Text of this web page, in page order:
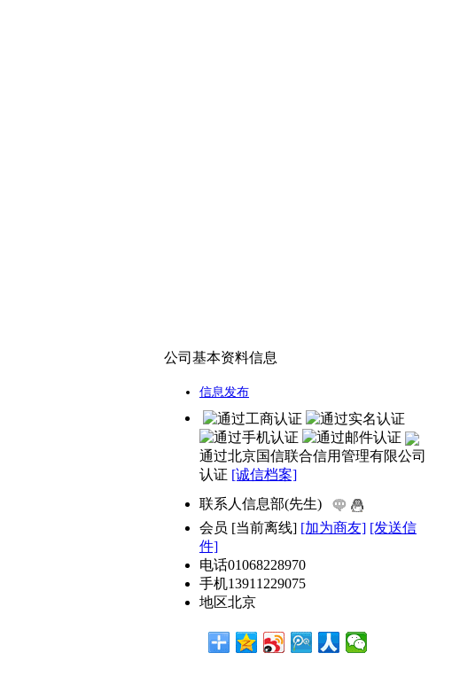
公司基本资料信息
信息发布
通过北京国信联合信用管理有限公司
认证 [诚信档案]
联系人 信息部(先生)
会员 [当前离线] [加为商友] [发送信
件]
电话01068228970
手机13911229075
地区北京